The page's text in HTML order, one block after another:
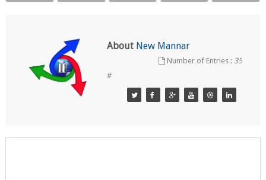
About New Mannar
Number of Entries : 35
#